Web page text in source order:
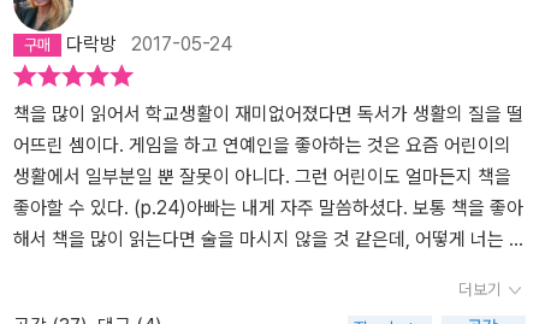
다락방 2017-05-24
책을 많이 읽어서 학교생활이 재미없어졌다면 독서가 생활의 질을 떨
어뜨린 셈이다. 게임을 하고 연예인을 좋아하는 것은 요즘 어린이의
생활에서 일부분일 뿐 잘못이 아니다. 그런 어린이도 얼마든지 책을
좋아할 수 있다. (p.24)아빠는 내게 자주 말씀하셨다. 보통 책을 좋아
해서 책을 많이 읽는다면 술을 마시지 않을 것 같은데, 어떻게 너는 맨
아빠는 술도 안마시고 책도 안읽으면서 뭘 내가 신기해... 아빠에게 술
더보기